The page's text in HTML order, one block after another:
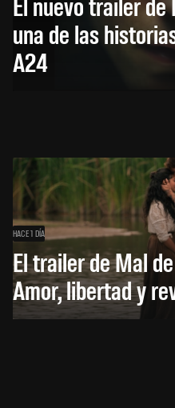
una de las
A24
HACE 1 DÍA
El trailer de Mal
Amor, libertad y